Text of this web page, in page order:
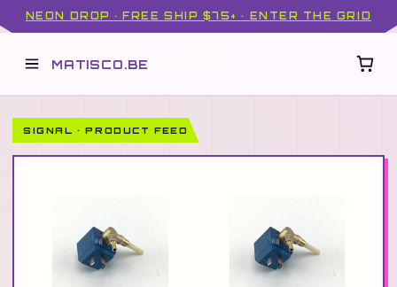
NEON DROP · FREE SHIP $75+ · ENTER THE GRID
MATISCO.BE
SIGNAL · PRODUCT FEED